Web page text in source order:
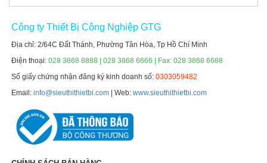
Công ty Thiết Bị Công Nghiệp GTG
Địa chỉ: 2/64C Đất Thánh, Phường Tân Hòa, Tp Hồ Chí Minh
Điện thoại:028 3868 8888 | 028 3868 6666 | Fax: 028 3868 6688
Số giấy chứng nhận đăng ký kinh doanh số:0303059482
Email:info@sieuthithietbi.com | Web:www.sieuthithietbi.com